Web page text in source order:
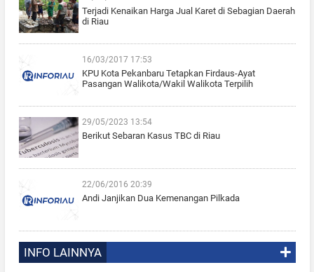
Terjadi Kenaikan Harga Jual Karet di Sebagian Daerah
di Riau
16/03/2017 17:53
KPU Kota Pekanbaru Tetapkan Firdaus-Ayat
Pasangan Walikota/Wakil Walikota Terpilih
29/05/2023 13:54
Berikut Sebaran Kasus TBC di Riau
22/06/2016 20:39
Andi Janjikan Dua Kemenangan Pilkada
INFO LAINNYA